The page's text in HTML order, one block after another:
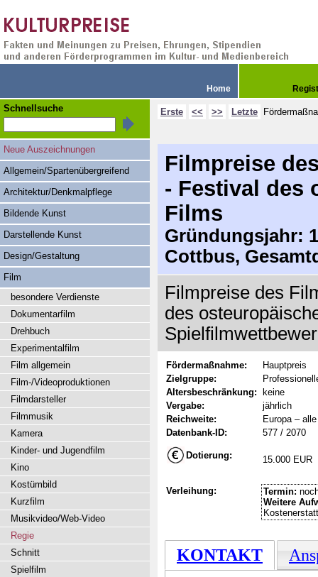
Home
Erste << >> Letzte
Filmpreise
- Festival des
Films
Gründungsjahr:
Cottbus,
Filmpreise des
des
Fördermaßnahme:
Hauptpreis
Zielgruppe:
Altersbeschränkung:
keine
Vergabe:
jährlich
Reichweite:
Europa –
Datenbank-ID:
577 / 2070
Dotierung: 15.000 EUR
Verleihung: Termin:
Weitere
KONTAKT
Schnellsuche
Neue Auszeichnungen
Allgemein/Spartenübergreifend
Architektur/Denkmalpflege
Bildende Kunst
Darstellende Kunst
Design/Gestaltung
Film
besondere Verdienste
Dokumentarfilm
Drehbuch
Experimentalfilm
Film allgemein
Film-/Videoproduktionen
Filmdarsteller
Filmmusik
Kamera
Kinder- und Jugendfilm
Kino
Kostümbild
Kurzfilm
Musikvideo/Web-Video
Regie
Schnitt
Spielfilm